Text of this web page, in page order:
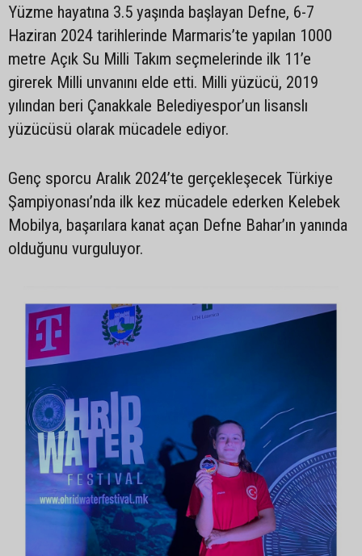
Yüzme hayatına 3.5 yaşında başlayan Defne, 6-7
Haziran 2024 tarihlerinde Marmaris’te yapılan 1000
metre Açık Su Milli Takım seçmelerinde ilk 11’e
girerek Milli unvanını elde etti. Milli yüzücü, 2019
yılından beri Çanakkale Belediyespor’un lisanslı
yüzücüsü olarak mücadele ediyor.
Genç sporcu Aralık 2024’te gerçekleşecek Türkiye
Şampiyonası’nda ilk kez mücadele ederken Kelebek
Mobilya, başarılara kanat açan Defne Bahar’ın yanında
olduğunu vurguluyor.